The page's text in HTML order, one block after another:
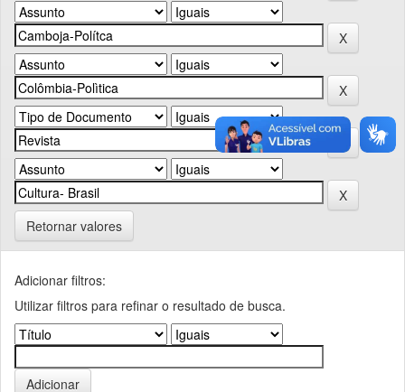
Retornar valores
Adicionar filtros:
Utilizar filtros para refinar o resultado de busca.